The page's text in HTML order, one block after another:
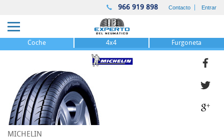
966 919 898 Contacto Entrar
Coche 4x4 Furgoneta
MICHELIN